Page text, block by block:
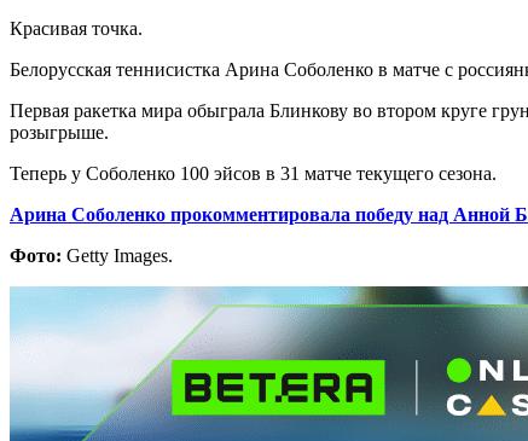
Красивая точка.
Белорусская теннисистка Арина Соболенко в матче с
Первая ракетка мира обыграла Блинкову во втором круге
розыгрыше.
Теперь у Соболенко 100 эйсов в 31 матче текущего сезона.
Арина Соболенко прокомментировала победу над Анной
Фото: Getty Images.